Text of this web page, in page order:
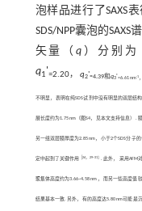
泡样品进行了SAXS
SDS/NPP囊泡的
矢量（q ）分别
q1'≈2.20， q2'≈4.39和q3 '≈6.61 nm-1
不明显， 表明在纯SDS试剂中没有明显的双层结
展长度约为1.75 nm（图S4， 见本文支持信息）.
另一组双层膜厚度为2.85 nm， 小于2个SDS分子
定中起到了关键作用 ［24 ，29~31 . 此外， 采用AFM
聚集体高度约为3.66~4.58 nm， 而另一些高度值较
结果基本一致. 另外， 有的高度达5.80 nm可能是